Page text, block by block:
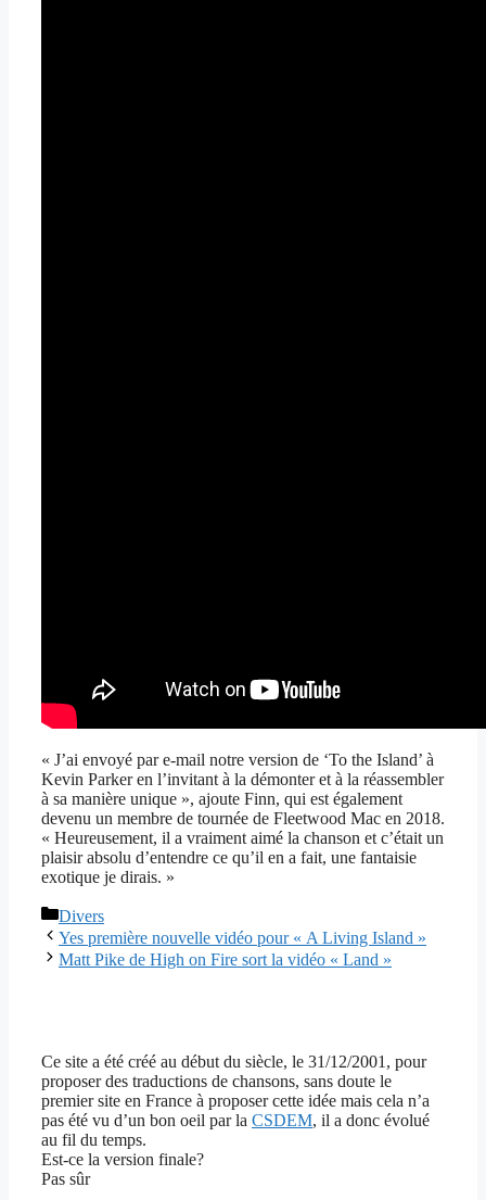
« J’ai envoyé par e-mail notre version de ‘To the Island’ à
Kevin Parker en l’invitant à la démonter et à la réassembler
à sa manière unique », ajoute Finn, qui est également
devenu un membre de tournée de Fleetwood Mac en 2018.
« Heureusement, il a vraiment aimé la chanson et c’était un
plaisir absolu d’entendre ce qu’il en a fait, une fantaisie
exotique je dirais. »
Catégories
Divers
Yes première nouvelle vidéo pour « A Living Island »
Matt Pike de High on Fire sort la vidéo « Land »
Ce site a été créé au début du siècle, le 31/12/2001, pour
proposer des traductions de chansons, sans doute le
premier site en France à proposer cette idée mais cela n’a
pas été vu d’un bon oeil par la CSDEM, il a donc évolué
au fil du temps.
Est-ce la version finale?
Pas sûr